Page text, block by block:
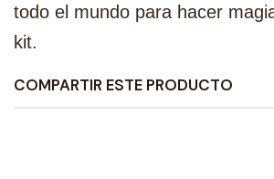
todo el mundo para hacer
kit.
COMPARTIR ESTE PRODUCTO